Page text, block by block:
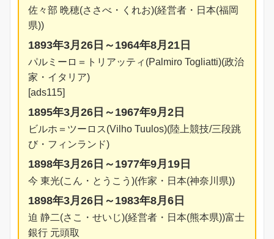
佐々部 晩穂(ささべ・くれお)(経営者・日本(福岡
県))
1893年3月26日～1964年8月21日
パルミーロ＝トリアッティ(Palmiro Togliatti)(政治
家・イタリア)
[ads115]
1895年3月26日～1967年9月2日
ビルホ＝ツーロス(Vilho Tuulos)(陸上競技/三段跳
び・フィンランド)
1898年3月26日～1977年9月19日
今 東光(こん・とうこう)(作家・日本(神奈川県))
1898年3月26日～1983年8月6日
迫 静二(さこ・せいじ)(経営者・日本(熊本県))富士
銀行 元頭取